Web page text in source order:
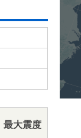
最大震度